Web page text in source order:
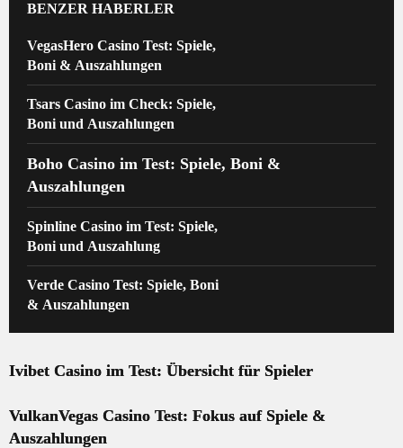
BENZER HABERLER
VegasHero Casino Test: Spiele,
Boni & Auszahlungen
Tsars Casino im Check: Spiele,
Boni und Auszahlungen
Boho Casino im Test: Spiele, Boni &
Auszahlungen
Spinline Casino im Test: Spiele,
Boni und Auszahlung
Verde Casino Test: Spiele, Boni
& Auszahlungen
Ivibet Casino im Test: Übersicht für Spieler
VulkanVegas Casino Test: Fokus auf Spiele &
Auszahlungen